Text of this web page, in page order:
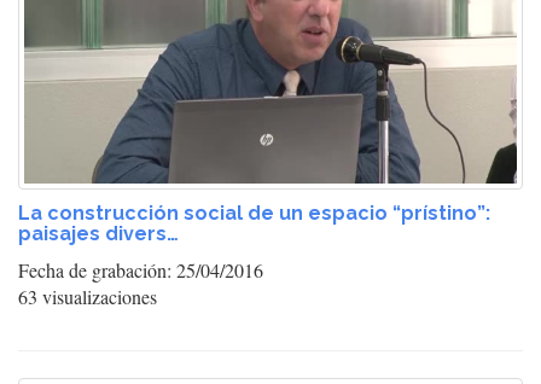
La construcción social de un espacio “prístino”:
paisajes divers…
Fecha de grabación: 25/04/2016
63 visualizaciones